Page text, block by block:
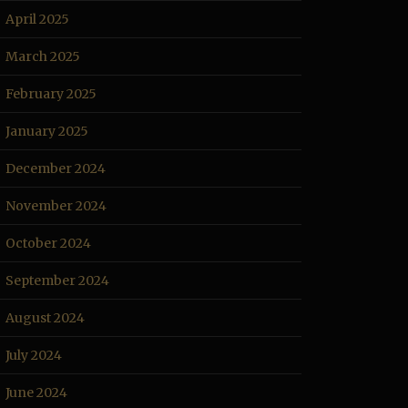
April 2025
March 2025
February 2025
January 2025
December 2024
November 2024
October 2024
September 2024
August 2024
July 2024
June 2024